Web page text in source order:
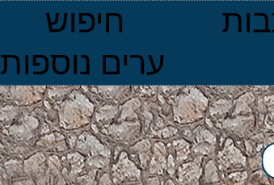
חיפוש
ערים נוספות